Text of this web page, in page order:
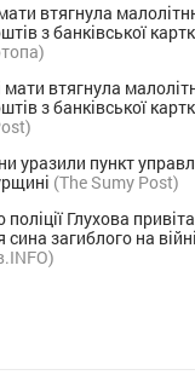
втягнула
з банківської
втягнула
з банківської
уразили пункт
(The Sumy Post)
поліції Глухова
загиблого на